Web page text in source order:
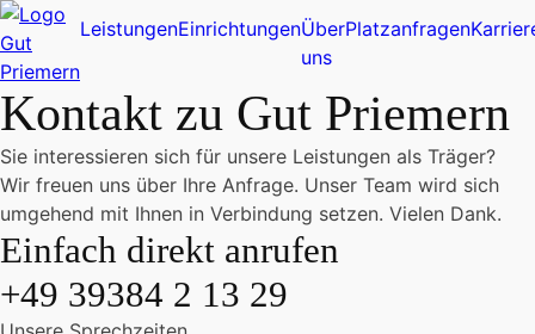
LeistungenEinrichtungenÜber
uns
Platzanfragen
Kontakt zu Gut Priemern
Sie interessieren sich für unsere Leistungen als Träger?
Wir freuen uns über Ihre Anfrage. Unser Team wird sich
umgehend mit Ihnen in Verbindung setzen. Vielen Dank.
Einfach direkt anrufen
+49 39384 2 13 29